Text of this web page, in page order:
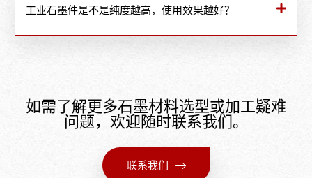
工业石墨件是不是纯度越高，使用效果越好？​
如需了解更多石墨材料选型或加工疑难
问题，欢迎随时联系我们。
联系我们